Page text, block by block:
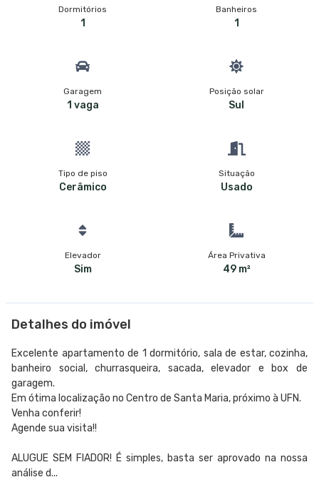
Dormitórios
1
Banheiros
1
Garagem
1 vaga
Posição solar
Sul
Tipo de piso
Cerâmico
Situação
Usado
Elevador
Sim
Área Privativa
49 m²
Detalhes do imóvel
Excelente apartamento de 1 dormitório, sala de estar, cozinha,
banheiro social, churrasqueira, sacada, elevador e box de
garagem.
Em ótima localização no Centro de Santa Maria, próximo à UFN.
Venha conferir!
Agende sua visita!!
ALUGUE SEM FIADOR! É simples, basta ser aprovado na nossa
análise d...